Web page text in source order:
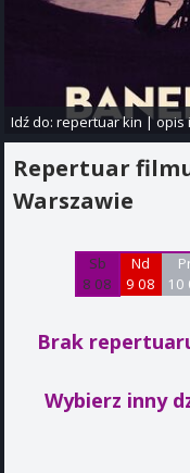
Idź do:repertuar kin |opis
Repertuar
Warszawie
Sb
8 08
Nd
9 08
10
Brak
Wybierz inny